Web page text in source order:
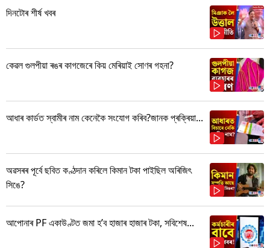
দিনটোৰ শীৰ্ষ খবৰ
কেৱল গুলপীয়া ৰঙৰ কাগজেৰে কিয় মেৰিয়াই সোণৰ গহনা?
আধাৰ কাৰ্ডত স্বামীৰ নাম কেনেকৈ সংযোগ কৰিব?জানক প্ৰক্ৰিয়া...
অৱসৰৰ পূৰ্বে ছবিত কণ্ঠদান কৰিলে কিমান টকা পাইছিল অৰিজিৎ
সিঙে?
আপোনাৰ PF একাউণ্টত জমা হ’ব হাজাৰ হাজাৰ টকা, সবিশেষ...